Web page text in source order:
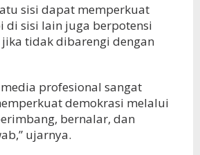
sisi dapat memperkuat
di sisi lain juga berpotensi
tidak dibarengi dengan
profesional sangat
demokrasi melalui
bernalar, dan
ujarnya.